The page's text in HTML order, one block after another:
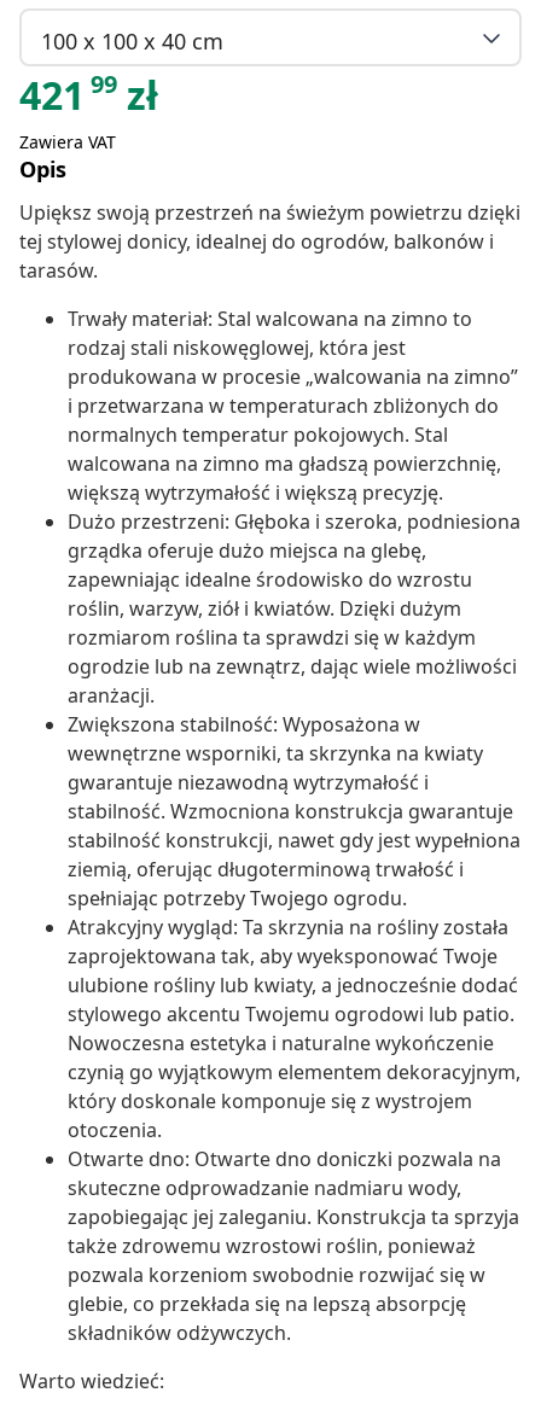
100 x 100 x 40 cm
421 99 zł
Zawiera VAT
Opis
Upiększ swoją przestrzeń na świeżym powietrzu dzięki
tej stylowej donicy, idealnej do ogrodów, balkonów i
tarasów.
Trwały materiał: Stal walcowana na zimno to
rodzaj stali niskowęglowej, która jest
produkowana w procesie „walcowania na zimno”
i przetwarzana w temperaturach zbliżonych do
normalnych temperatur pokojowych. Stal
walcowana na zimno ma gładszą powierzchnię,
większą wytrzymałość i większą precyzję.
Dużo przestrzeni: Głęboka i szeroka, podniesiona
grządka oferuje dużo miejsca na glebę,
zapewniając idealne środowisko do wzrostu
roślin, warzyw, ziół i kwiatów. Dzięki dużym
rozmiarom roślina ta sprawdzi się w każdym
ogrodzie lub na zewnątrz, dając wiele możliwości
aranżacji.
Zwiększona stabilność: Wyposażona w
wewnętrzne wsporniki, ta skrzynka na kwiaty
gwarantuje niezawodną wytrzymałość i
stabilność. Wzmocniona konstrukcja gwarantuje
stabilność konstrukcji, nawet gdy jest wypełniona
ziemią, oferując długoterminową trwałość i
spełniając potrzeby Twojego ogrodu.
Atrakcyjny wygląd: Ta skrzynia na rośliny została
zaprojektowana tak, aby wyeksponować Twoje
ulubione rośliny lub kwiaty, a jednocześnie dodać
stylowego akcentu Twojemu ogrodowi lub patio.
Nowoczesna estetyka i naturalne wykończenie
czynią go wyjątkowym elementem dekoracyjnym,
który doskonale komponuje się z wystrojem
otoczenia.
Otwarte dno: Otwarte dno doniczki pozwala na
skuteczne odprowadzanie nadmiaru wody,
zapobiegając jej zaleganiu. Konstrukcja ta sprzyja
także zdrowemu wzrostowi roślin, ponieważ
pozwala korzeniom swobodnie rozwijać się w
glebie, co przekłada się na lepszą absorpcję
składników odżywczych.
Warto wiedzieć: